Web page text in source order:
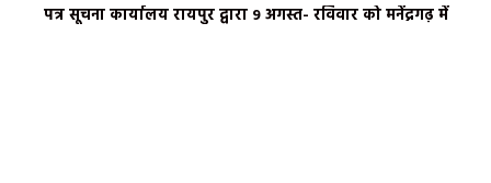
पत्र सूचना कार्यालय रायपुर द्वारा 9 अगस्त- रविवार को मनेंद्रगढ़ में
आमामोरा : गरियाबंद की पहाड़ियों में बसा प्रकृति, संस्कृति और रोमांच का